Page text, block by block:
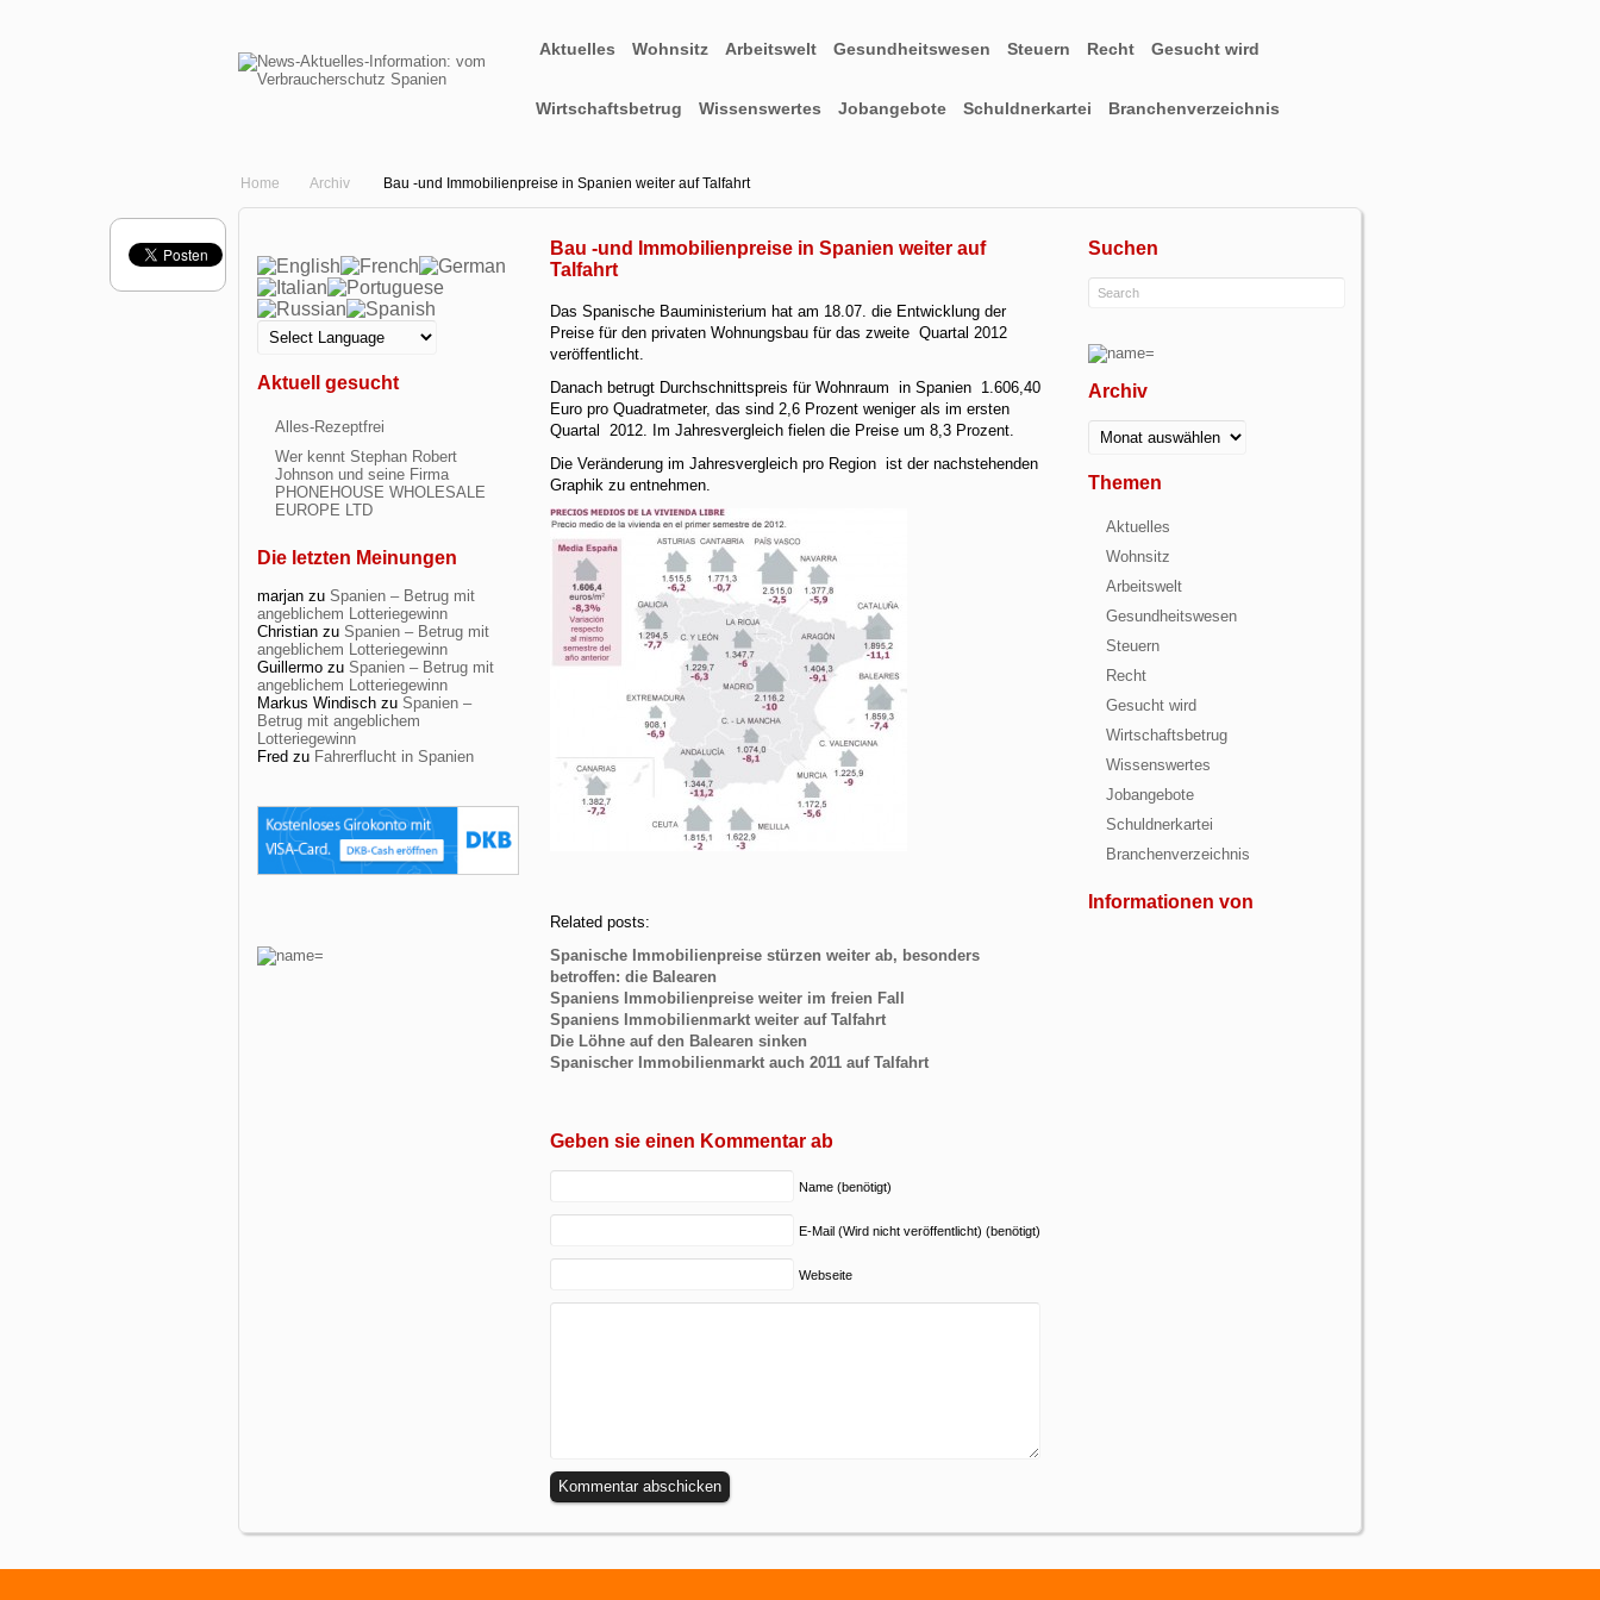
Aktuelles Wohnsitz Arbeitswelt Gesundheitswesen Steuern Recht Gesucht wird
Wirtschaftsbetrug Wissenswertes Jobangebote Schuldnerkartei Branchenverzeichnis
Home Archiv Bau -und Immobilienpreise in Spanien weiter auf Talfahrt
Aktuell gesucht
Alles-Rezeptfrei
Wer kennt Stephan Robert
Johnson und seine Firma
PHONEHOUSE WHOLESALE
EUROPE LTD
Die letzten Meinungen
marjan zu Spanien – Betrug mit
angeblichem Lotteriegewinn
Christian zu Spanien – Betrug mit
angeblichem Lotteriegewinn
Guillermo zu Spanien – Betrug mit
angeblichem Lotteriegewinn
Markus Windisch zu Spanien –
Betrug mit angeblichem
Lotteriegewinn
Fred zu Fahrerflucht in Spanien
Suchen
Archiv
Archiv
Themen
Aktuelles
Wohnsitz
Arbeitswelt
Gesundheitswesen
Steuern
Recht
Gesucht wird
Wirtschaftsbetrug
Wissenswertes
Jobangebote
Schuldnerkartei
Branchenverzeichnis
Informationen von
Bau -und Immobilienpreise in Spanien weiter auf
Talfahrt
Das Spanische Bauministerium hat am 18.07. die Entwicklung der
Preise für den privaten Wohnungsbau für das zweite Quartal 2012
veröffentlicht.
Danach betrugt Durchschnittspreis für Wohnraum in Spanien 1.606,40
Euro pro Quadratmeter, das sind 2,6 Prozent weniger als im ersten
Quartal 2012. Im Jahresvergleich fielen die Preise um 8,3 Prozent.
Die Veränderung im Jahresvergleich pro Region ist der nachstehenden
Graphik zu entnehmen.
Related posts:
Spanische Immobilienpreise stürzen weiter ab, besonders
betroffen: die Balearen
Spaniens Immobilienpreise weiter im freien Fall
Spaniens Immobilienmarkt weiter auf Talfahrt
Die Löhne auf den Balearen sinken
Spanischer Immobilienmarkt auch 2011 auf Talfahrt
Geben sie einen Kommentar ab
Name (benötigt)
E-Mail (Wird nicht veröffentlicht) (benötigt)
Webseite